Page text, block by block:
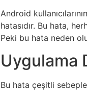
Android
hatasıdır. Bu hata,
Peki bu hata neden
Uygulama
Bu hata çeşitli